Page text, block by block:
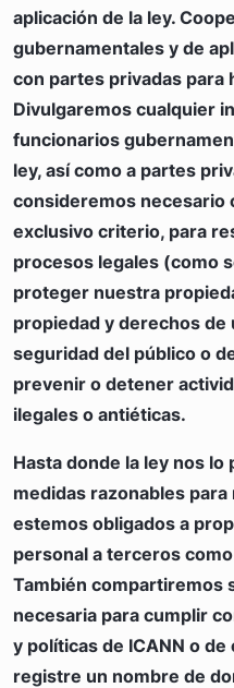
aplicación de la ley.
gubernamentales y de
con partes privadas para
Divulgaremos cualquier
funcionarios
ley, así como a partes
consideremos necesario
exclusivo criterio, para
procesos legales (como
proteger nuestra
propiedad y derechos
seguridad del público o
prevenir o detener
ilegales o antiéticas.
Hasta donde la ley nos
medidas razonables
estemos obligados a
personal a terceros
También compartiremos
necesaria para cumplir
y políticas de ICANN o
registre un nombre de